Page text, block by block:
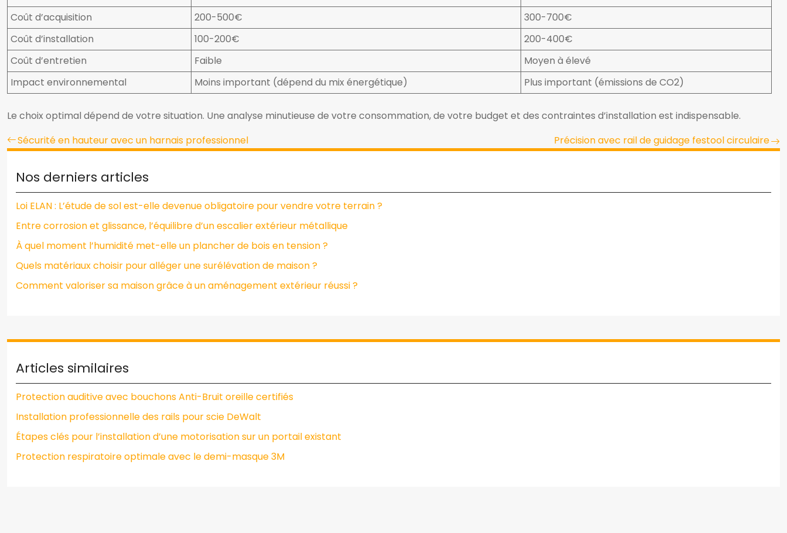
Coût d’acquisition
200-500€
300-700€
Coût d’installation
100-200€
200-400€
Coût d’entretien
Faible
Moyen à élevé
Impact environnemental
Moins important (dépend du mix énergétique) Plus important (émissions de CO2)
Le choix optimal dépend de votre situation. Une analyse minutieuse de votre consommation, de votre budget et des contraintes d’installation est indispensable.
Sécurité en hauteur avec un harnais professionnel
Précision avec rail de guidage festool circulaire
Nos derniers articles
Loi ELAN : L’étude de sol est-elle devenue obligatoire pour vendre votre terrain ?
Entre corrosion et glissance, l’équilibre d’un escalier extérieur métallique
À quel moment l’humidité met-elle un plancher de bois en tension ?
Quels matériaux choisir pour alléger une surélévation de maison ?
Comment valoriser sa maison grâce à un aménagement extérieur réussi ?
Articles similaires
Protection auditive avec bouchons Anti-Bruit oreille certifiés
Installation professionnelle des rails pour scie DeWalt
Étapes clés pour l’installation d’une motorisation sur un portail existant
Protection respiratoire optimale avec le demi-masque 3M